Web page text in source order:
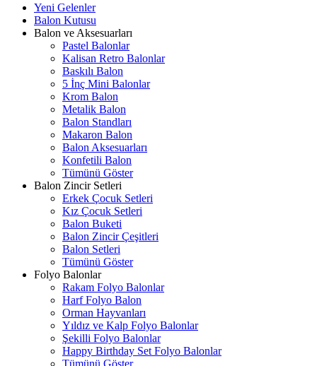
Yeni Gelenler
Balon Kutusu
Balon ve Aksesuarları
Pastel Balonlar
Kalisan Retro Balonlar
Baskılı Balon
5 İnç Mini Balonlar
Krom Balon
Metalik Balon
Balon Standları
Makaron Balon
Balon Aksesuarları
Konfetili Balon
Tümünü Göster
Balon Zincir Setleri
Erkek Çocuk Setleri
Kız Çocuk Setleri
Balon Buketi
Balon Zincir Çeşitleri
Balon Setleri
Tümünü Göster
Folyo Balonlar
Rakam Folyo Balonlar
Harf Folyo Balon
Orman Hayvanları
Yıldız ve Kalp Folyo Balonlar
Şekilli Folyo Balonlar
Happy Birthday Set Folyo Balonlar
Tümünü Göster